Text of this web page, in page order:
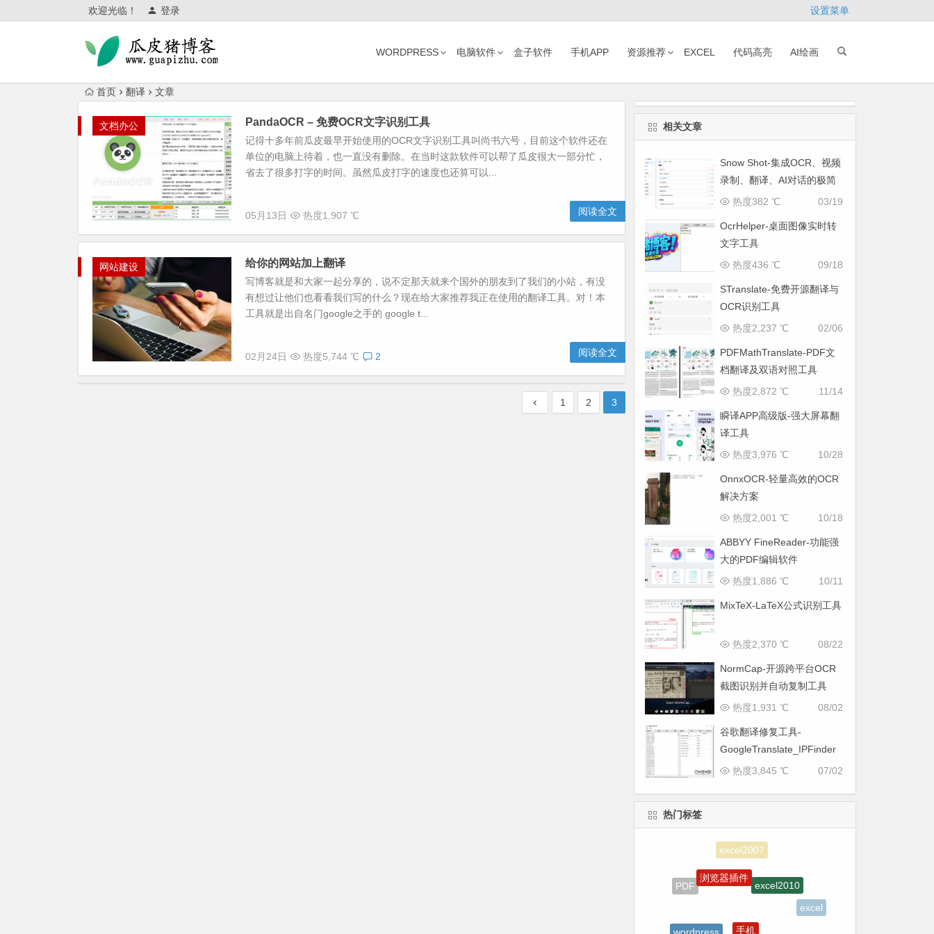
欢迎光临！ 登录 设置菜单
WORDPRESS 电脑软件 盒子软件 手机APP 资源推荐 EXCEL 代码高亮 AI绘画
首页 翻译 文章
文档办公 PandaOCR – 免费OCR文字识别工具
记得十多年前瓜皮最早开始使用的OCR文字识别工具叫尚书六号，目前这个软件还在
单位的电脑上待着，也一直没有删除。在当时这款软件可以帮了瓜皮很大一部分忙，
省去了很多打字的时间。虽然瓜皮打字的速度也还算可以...
05月13日 热度1,907 ℃ 阅读全文
网站建设 给你的网站加上翻译
写博客就是和大家一起分享的，说不定那天就来个国外的朋友到了我们的小站，有没
有想过让他们也看看我们写的什么？现在给大家推荐我正在使用的翻译工具。对！本
工具就是出自名门google之手的 google t...
02月24日 热度5,744 ℃ 2 阅读全文
1 2 3
相关文章
Snow Shot-集成OCR、视频
录制、翻译、AI对话的极简
截图利器
03/19
热度382 ℃
OcrHelper-桌面图像实时转
文字工具
09/18
热度436 ℃
STranslate-免费开源翻译与
OCR识别工具
02/06
热度2,237 ℃
PDFMathTranslate-PDF文
档翻译及双语对照工具
11/14
热度2,872 ℃
瞬译APP高级版-强大屏幕翻
译工具
10/28
热度3,976 ℃
OnnxOCR-轻量高效的OCR
解决方案
10/18
热度2,001 ℃
ABBYY FineReader-功能强
大的PDF编辑软件
10/11
热度1,886 ℃
MixTeX-LaTeX公式识别工具
08/22
热度2,370 ℃
NormCap-开源跨平台OCR
截图识别并自动复制工具
08/02
热度1,931 ℃
谷歌翻译修复工具-
GoogleTranslate_IPFinder
07/02
热度3,845 ℃
热门标签
PDF
浏览器插件
excel2010
excel
wordpress